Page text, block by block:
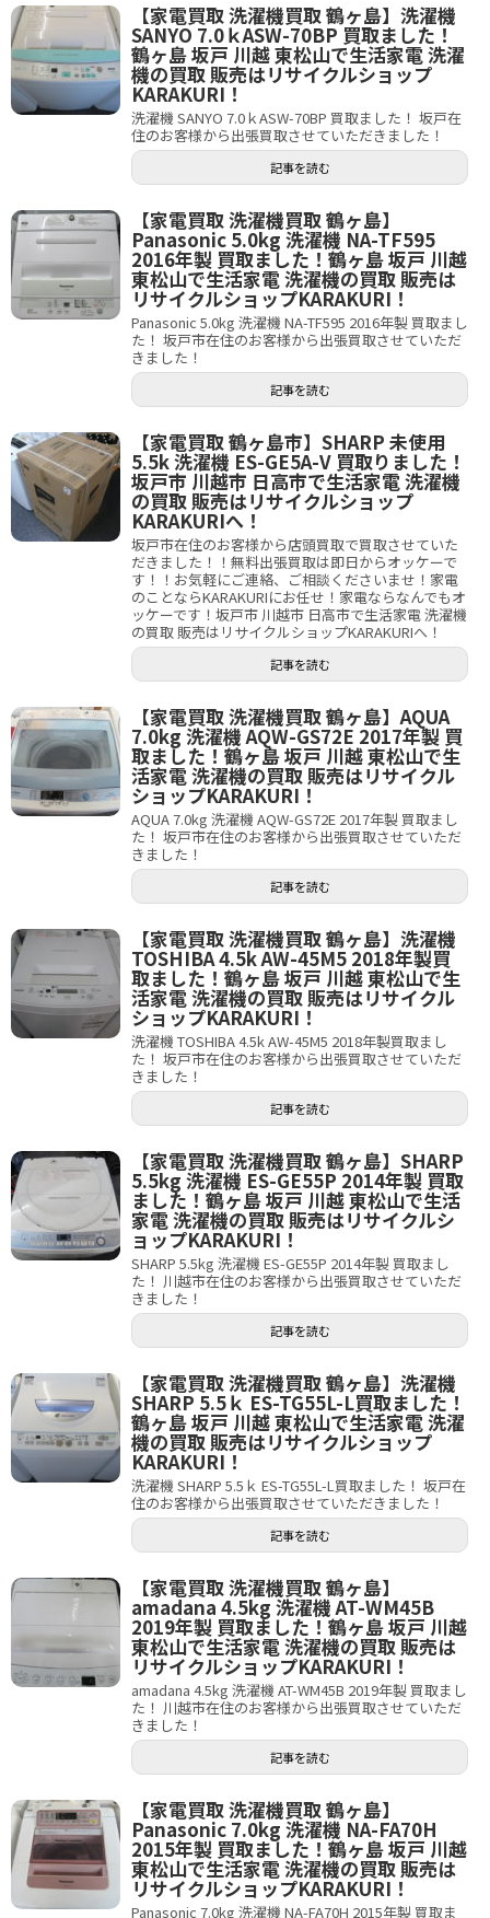
【家電買取 洗濯機買取 鶴ヶ島】洗濯機
SANYO 7.0ｋASW-70BP 買取ました！
鶴ヶ島 坂戸 川越 東松山で生活家電 洗濯
機の買取 販売はリサイクルショップ
KARAKURI！
洗濯機 SANYO 7.0ｋASW-70BP 買取ました！ 坂戸在
住のお客様から出張買取させていただきました！
記事を読む
【家電買取 洗濯機買取 鶴ヶ島】
Panasonic 5.0kg 洗濯機 NA-TF595
2016年製 買取ました！鶴ヶ島 坂戸 川越
東松山で生活家電 洗濯機の買取 販売は
リサイクルショップKARAKURI！
Panasonic 5.0kg 洗濯機 NA-TF595 2016年製 買取まし
た！ 坂戸市在住のお客様から出張買取させていただ
きました！
記事を読む
【家電買取 鶴ヶ島市】SHARP 未使用
5.5k 洗濯機 ES-GE5A-V 買取りました！
坂戸市 川越市 日高市で生活家電 洗濯機
の買取 販売はリサイクルショップ
KARAKURIへ！
坂戸市在住のお客様から店頭買取で買取させていた
だきました！！無料出張買取は即日からオッケーで
す！！お気軽にご連絡、ご相談くださいませ！家電
のことならKARAKURIにお任せ！家電ならなんでもオ
ッケーです！坂戸市 川越市 日高市で生活家電 洗濯機
の買取 販売はリサイクルショップKARAKURIへ！
記事を読む
【家電買取 洗濯機買取 鶴ヶ島】AQUA
7.0kg 洗濯機 AQW-GS72E 2017年製 買
取ました！鶴ヶ島 坂戸 川越 東松山で生
活家電 洗濯機の買取 販売はリサイクル
ショップKARAKURI！
AQUA 7.0kg 洗濯機 AQW-GS72E 2017年製 買取まし
た！ 坂戸市在住のお客様から出張買取させていただ
きました！
記事を読む
【家電買取 洗濯機買取 鶴ヶ島】洗濯機
TOSHIBA 4.5k AW-45M5 2018年製買
取ました！鶴ヶ島 坂戸 川越 東松山で生
活家電 洗濯機の買取 販売はリサイクル
ショップKARAKURI！
洗濯機 TOSHIBA 4.5k AW-45M5 2018年製買取まし
た！ 坂戸市在住のお客様から出張買取させていただ
きました！
記事を読む
【家電買取 洗濯機買取 鶴ヶ島】SHARP
5.5kg 洗濯機 ES-GE55P 2014年製 買取
ました！鶴ヶ島 坂戸 川越 東松山で生活
家電 洗濯機の買取 販売はリサイクルシ
ョップKARAKURI！
SHARP 5.5kg 洗濯機 ES-GE55P 2014年製 買取まし
た！ 川越市在住のお客様から出張買取させていただ
きました！
記事を読む
【家電買取 洗濯機買取 鶴ヶ島】洗濯機
SHARP 5.5ｋ ES-TG55L-L買取ました！
鶴ヶ島 坂戸 川越 東松山で生活家電 洗濯
機の買取 販売はリサイクルショップ
KARAKURI！
洗濯機 SHARP 5.5ｋ ES-TG55L-L買取ました！ 坂戸在
住のお客様から出張買取させていただきました！
記事を読む
【家電買取 洗濯機買取 鶴ヶ島】
amadana 4.5kg 洗濯機 AT-WM45B
2019年製 買取ました！鶴ヶ島 坂戸 川越
東松山で生活家電 洗濯機の買取 販売は
リサイクルショップKARAKURI！
amadana 4.5kg 洗濯機 AT-WM45B 2019年製 買取まし
た！ 川越市在住のお客様から出張買取させていただ
きました！
記事を読む
【家電買取 洗濯機買取 鶴ヶ島】
Panasonic 7.0kg 洗濯機 NA-FA70H
2015年製 買取ました！鶴ヶ島 坂戸 川越
東松山で生活家電 洗濯機の買取 販売は
リサイクルショップKARAKURI！
Panasonic 7.0kg 洗濯機 NA-FA70H 2015年製 買取ま